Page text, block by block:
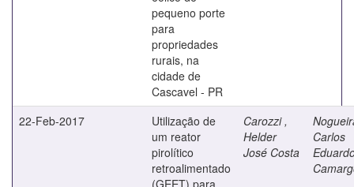
pequeno porte
para
propriedades
rurais, na
cidade de
Cascavel - PR
22-Feb-2017
Utilização de
um reator
pirolítico
retroalimentado
(GEET) para
Carozzi ,
Helder
José Costa
Carlos